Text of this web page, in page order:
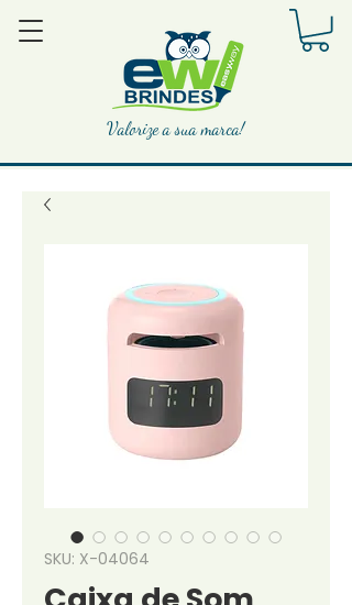
Valorize a sua marca!
SKU: X-04064